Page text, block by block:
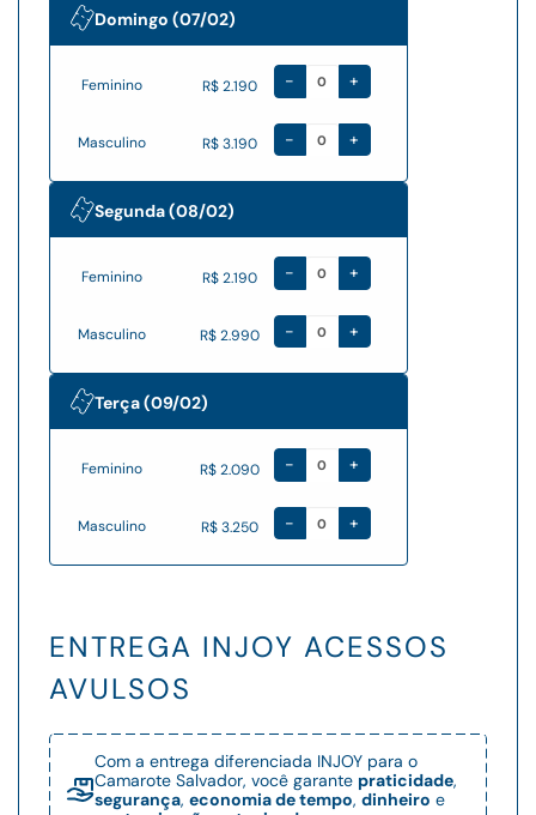
Domingo (07/02)
Feminino R$ 2.190 - +
Masculino R$ 3.190 - +
Segunda (08/02)
Feminino R$ 2.190 - +
Masculino R$ 2.990 - +
Terça (09/02)
Feminino R$ 2.090 - +
Masculino R$ 3.250 - +
ENTREGA INJOY ACESSOS
AVULSOS
Com a entrega diferenciada INJOY para o
Camarote Salvador, você garante praticidade,
segurança, economia de tempo, dinheiro e